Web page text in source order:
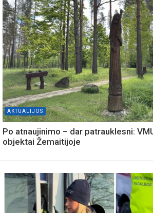
AKTUALIJOS
Po atnaujinimo – dar patrauklesni:
objektai Žemaitijoje